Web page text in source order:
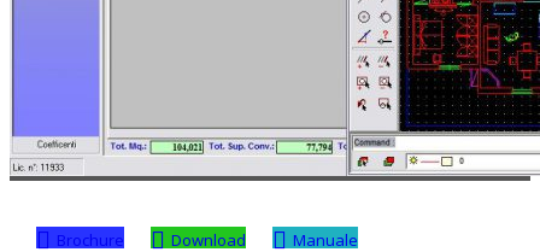
Brochure Download Manuale